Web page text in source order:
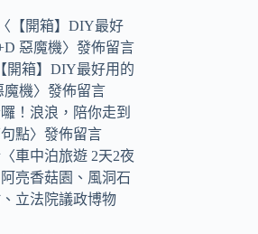
【開箱】DIY最好
惡魔機〉發佈留言
【開箱】DIY最好用的
魔機〉發佈留言
！浪浪，陪你走到
點〉發佈留言
車中泊旅遊 2天2夜
阿亮香菇園、風洞石
立法院議政博物